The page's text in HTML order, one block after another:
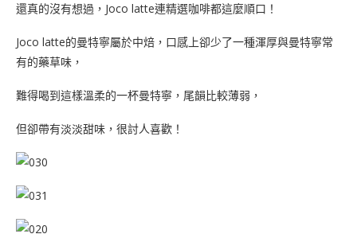
還真的沒有想過，Joco latte連精選咖啡都這麼順口！
Joco latte的曼特寧屬於中焙，口感上卻少了一種渾厚與曼特寧常
有的藥草味，
難得喝到這樣溫柔的一杯曼特寧，尾韻比較薄弱，
但卻帶有淡淡甜味，很討人喜歡！